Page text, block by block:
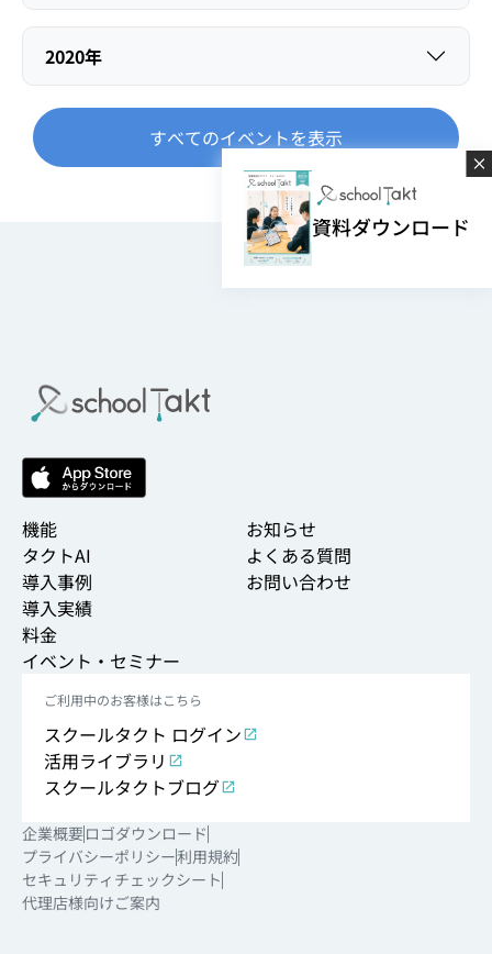
2020年
すべてのイベントを表示
資料ダウンロード
機能
タクトAI
導入事例
導入実績
料金
イベント・セミナー
お知らせ
よくある質問
お問い合わせ
ご利用中のお客様はこちら
スクールタクト ログイン
活用ライブラリ
スクールタクトブログ
企業概要ロゴダウンロード
プライバシーポリシー利用規約
セキュリティチェックシート
代理店様向けご案内